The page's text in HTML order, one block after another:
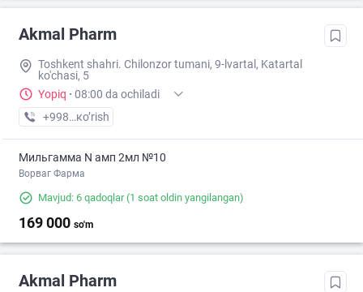
Akmal Pharm
Toshkent shahri. Chilonzor tumani, 9-lvartal, Katartal
ko'chasi, 5
Yopiq · 08:00 da ochiladi
+998 (99) XXX-XX-XX
кo’rish
Мильгамма N амп 2мл №10
Ворваг Фарма
Mavjud: 6 qadoqlar(1 soat oldin yangilangan)
169 000 so'm
Akmal Pharm